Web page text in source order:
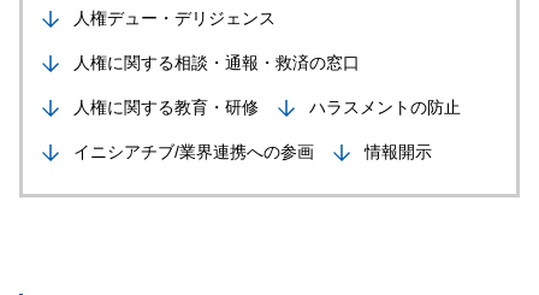
人権デュー・デリジェンス
人権に関する相談・通報・救済の窓口
人権に関する教育・研修 ハラスメントの防止
イニシアチブ/業界連携への参画 情報開示